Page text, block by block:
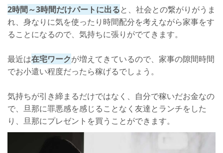
2時間～3時間だけパートに出ると、社会との繋がりがうま
れ、身なりに気を使ったり時間配分を考えながら家事をす
ることになるので、気持ちに張りがでてきます。
最近は在宅ワークが増えてきているので、家事の隙間時間
でお小遣い程度だったら稼げるでしょう。
気持ちが引き締まるだけではなく、自分で稼いだお金なの
で、旦那に罪悪感を感じることなく友達とランチをした
り、旦那にプレゼントを買うことができます。